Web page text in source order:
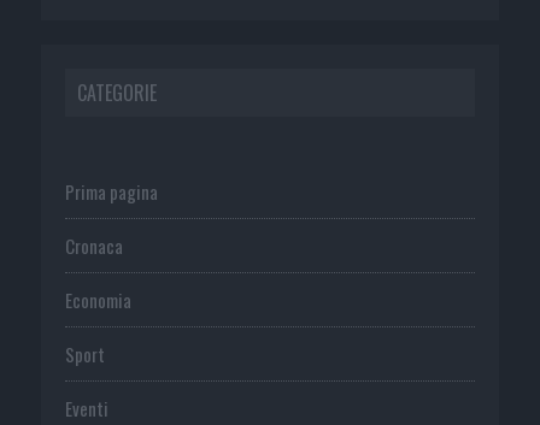
CATEGORIE
Prima pagina
Cronaca
Economia
Sport
Eventi